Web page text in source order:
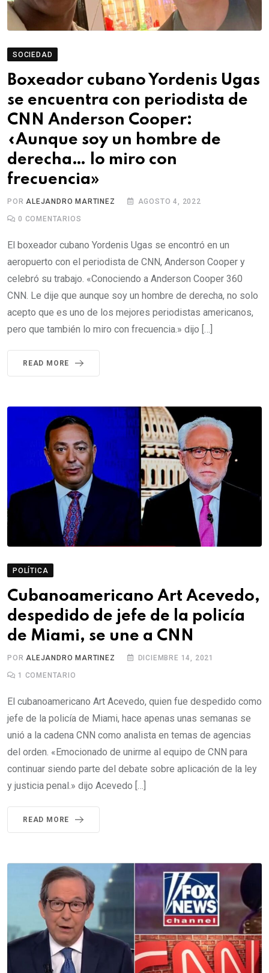
SOCIEDAD
Boxeador cubano Yordenis Ugas
se encuentra con periodista de
CNN Anderson Cooper:
«Aunque soy un hombre de
derecha… lo miro con
frecuencia»
PORALEJANDRO MARTINEZ AGOSTO 4, 2022
0 COMENTARIOS
El boxeador cubano Yordenis Ugas se encontró en un
aeropuerto con el periodista de CNN, Anderson Cooper y
celebró su trabajo. «Conociendo a Anderson Cooper 360
CNN. Le dije que aunque soy un hombre de derecha, no solo
acepto que es uno de los mejores periodistas americanos,
pero que también lo miro con frecuencia.» dijo […]
READ MORE
POLÍTICA
Cubanoamericano Art Acevedo,
despedido de jefe de la policía
de Miami, se une a CNN
POR ALEJANDRO MARTINEZ DICIEMBRE 14, 2021
1 COMENTARIO
El cubanoamericano Art Acevedo, quien fue despedido como
jefe de la policía de Miami, hace apenas unas semanas se
unió a la cadena CNN como analista en temas de agencias
del orden. «Emocionado de unirme al equipo de CNN para
continuar siendo parte del debate sobre aplicación de la ley
y justicia penal.» dijo Acevedo […]
READ MORE